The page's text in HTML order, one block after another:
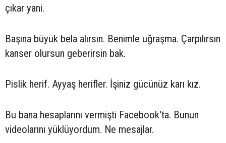
çıkar yani.
Başına büyük bela alırsın. Benimle uğraşma. Çarpılırsın
kanser olursun geberirsin bak.
Pislik herif. Ayyaş herifler. İşiniz gücünüz karı kız.
Bu bana hesaplarını vermişti Facebook'ta. Bunun
videolarını yüklüyordum. Ne mesajlar.